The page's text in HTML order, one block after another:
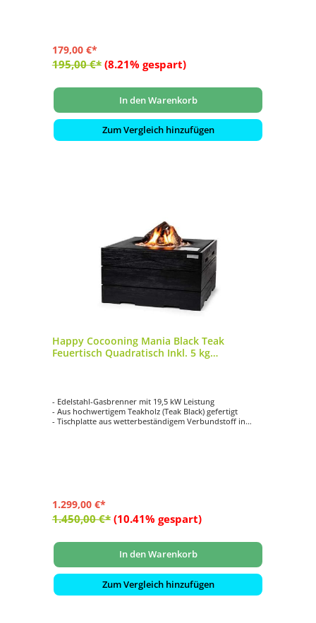
179,00 €*
195,00 €* (8.21% gespart)
In den Warenkorb
Zum Vergleich hinzufügen
Happy Cocooning Mania Black Teak
Feuertisch Quadratisch Inkl. 5 kg
- Edelstahl-Gasbrenner mit 19,5 kW Leistung
- Aus hochwertigem Teakholz (Teak Black) gefertigt
- Tischplatte aus wetterbeständigem Verbundstoff in
1.299,00 €*
1.450,00 €* (10.41% gespart)
In den Warenkorb
Zum Vergleich hinzufügen